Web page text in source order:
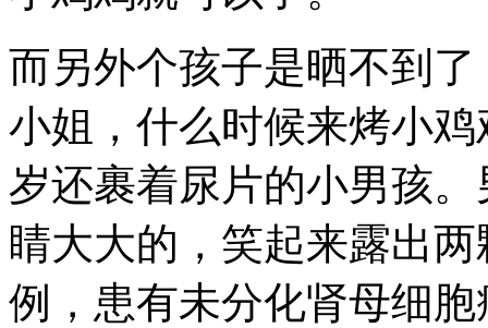
而另外个孩子是晒不到
小姐，什么时候来烤小
岁还裹着尿片的小男孩
睛大大的，笑起来露出
例，患有未分化肾母细